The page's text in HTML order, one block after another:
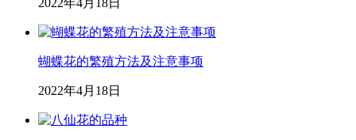
蝴蝶花的繁殖方法及注意事项
2022年4月18日